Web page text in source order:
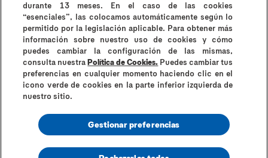
¿Por qué Durex?Historia de DurexContáctanos
Preguntas frecuentes
Contraindicaciones e información de uso
Términos y condiciones
Instrucciones de uso y contraindicaciones
Política de cookiesAviso de privacidadMapa del sitio
durante 13 meses. En el caso de las cookies
“esenciales”, las colocamos automáticamente según lo
permitido por la legislación aplicable. Para obtener más
información sobre nuestro uso de cookies y cómo
puedes cambiar la configuración de las mismas,
consulta nuestraPolítica de Cookies. Puedes cambiar tus
preferencias en cualquier momento haciendo clic en el
icono verde de cookies en la parte inferior izquierda de
nuestro sitio.
Gestionar preferencias